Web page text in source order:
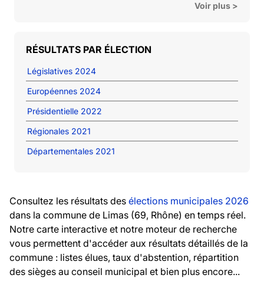
Voir plus >
RÉSULTATS PAR ÉLECTION
Législatives 2024
Européennes 2024
Présidentielle 2022
Régionales 2021
Départementales 2021
Consultez les résultats des élections municipales 2026
dans la commune de Limas (69, Rhône) en temps réel.
Notre carte interactive et notre moteur de recherche
vous permettent d'accéder aux résultats détaillés de la
commune : listes élues, taux d'abstention, répartition
des sièges au conseil municipal et bien plus encore...